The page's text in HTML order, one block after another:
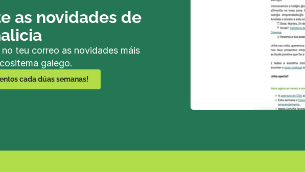
as novidades de
no teu correo as novidades máis
galego.
cada dúas semanas!